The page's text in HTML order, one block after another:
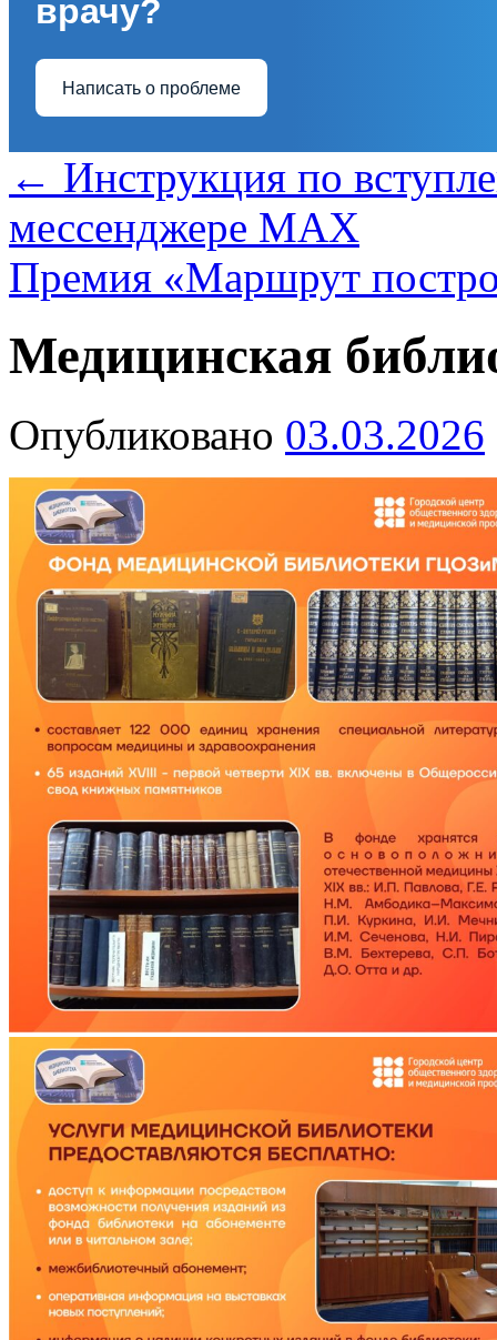
врачу?
Написать о проблеме
← Инструкция по
мессенджере МАХ
Премия «Маршрут
Медицинская
Опубликовано 03.03.2026